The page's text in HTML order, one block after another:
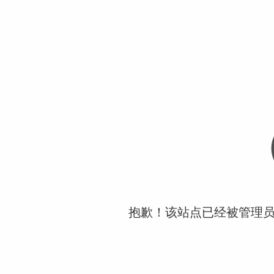
抱歉！该站点已经被管理